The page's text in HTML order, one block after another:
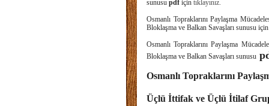
sunusu pdf için tıklayınız.
Osmanlı Topraklarını Paylaşma
Bloklaşma ve Balkan Savaşları sunusu
Osmanlı Topraklarını Paylaşma
Bloklaşma ve Balkan Savaşları sunusu
Osmanlı Topraklarını
Üçlü İttifak ve Üçlü İtilaf